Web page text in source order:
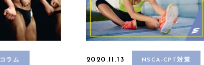
コラム 2020.11.13 NSCA-CPT対策